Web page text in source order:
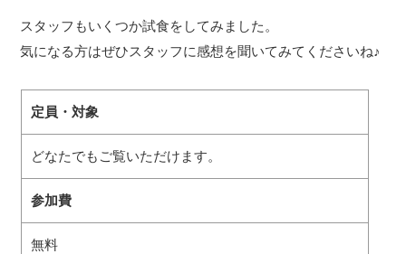
スタッフもいくつか試食をしてみました。
気になる方はぜひスタッフに感想を聞いてみてくださいね♪
定員・対象
どなたでもご覧いただけます。
参加費
無料